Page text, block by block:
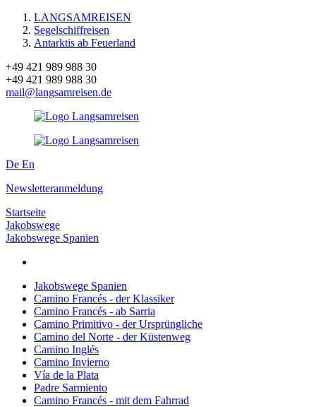
LANGSAMREISEN
Segelschiffreisen
Antarktis ab Feuerland
+49 421 989 988 30
+49 421 989 988 30
mail@langsamreisen.de
De En
Newsletteranmeldung
Startseite
Jakobswege
Jakobswege Spanien
Jakobswege Spanien
Camino Francés - der Klassiker
Camino Francés - ab Sarria
Camino Primitivo - der Ursprüngliche
Camino del Norte - der Küstenweg
Camino Inglés
Camino Invierno
Vía de la Plata
Padre Sarmiento
Camino Francés - mit dem Fahrrad